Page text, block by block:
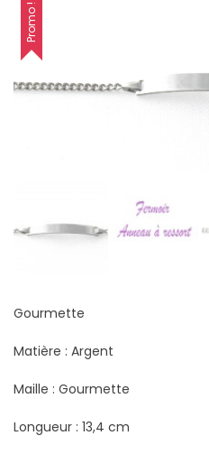
Promo !
Gourmette
Matière : Argent
Maille : Gourmette
Longueur : 13,4 cm